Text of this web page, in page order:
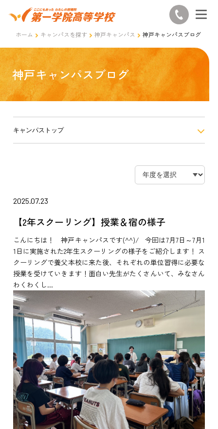
ホーム キャンパスを探す 神戸キャンパス 神戸キャンパスブログ
神戸キャンパスブログ
キャンパストップ
2025.07.23
【2年スクーリング】授業＆宿の様子
こんにちは！ 神戸キャンパスです(^^)/ 今回は7月7日～7月1
1日に実施された2年生スクーリングの様子をご紹介します！ ス
クーリングで養父本校に来た後、それぞれの単位習得に必要な
授業を受けていきます！面白い先生がたくさんいて、みなさん
わくわくし...